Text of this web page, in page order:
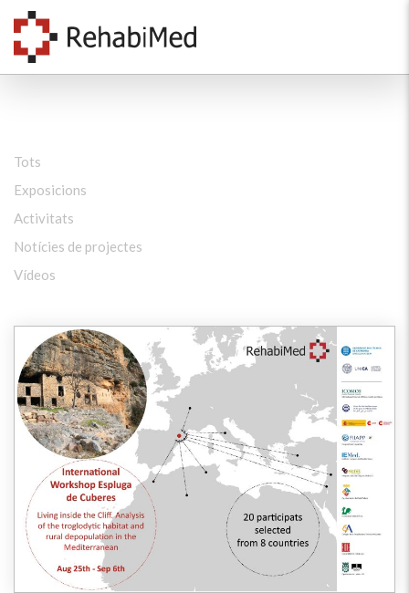
Tots
Exposicions
Activitats
Notícies de projectes
Vídeos